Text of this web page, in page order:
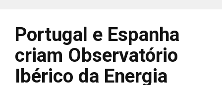
Portugal e Espanha
criam Observatório
Ibérico da Energia